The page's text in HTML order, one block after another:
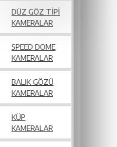
DÜZ GÖZ TIPI
KAMERALAR
SPEED DOME
KAMERALAR
BALIK GÖZÜ
KAMERALAR
KÜP
KAMERALAR